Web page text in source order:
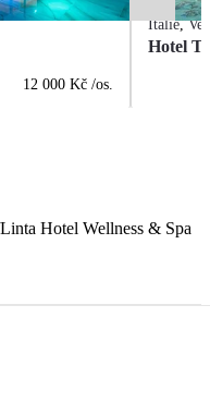
12 000 Kč /os.
Itálie,
Hotel
Linta Hotel Wellness & Spa